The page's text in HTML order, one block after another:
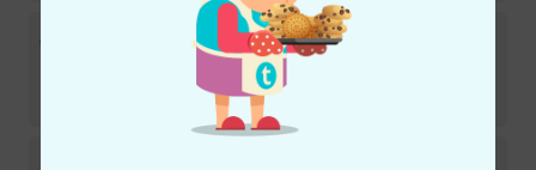
6-Microphone Bag
291
Sofort lieferbar